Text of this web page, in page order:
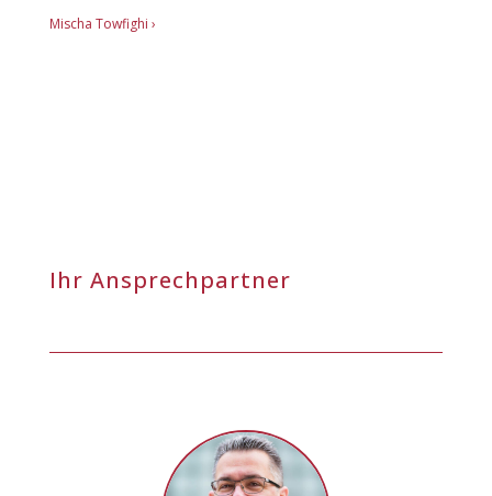
Mischa Towfighi ›
Ihr Ansprechpartner